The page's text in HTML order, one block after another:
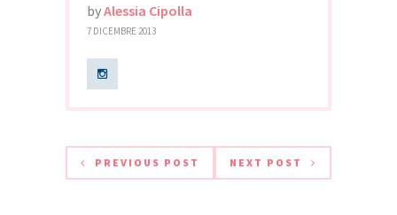
byAlessia Cipolla
7 DICEMBRE 2013
PREVIOUS POST NEXT POST